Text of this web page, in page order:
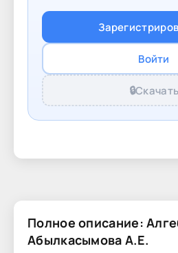
Войти
🔒Скачать
Полное описание:
Абылкасымова А.Е.